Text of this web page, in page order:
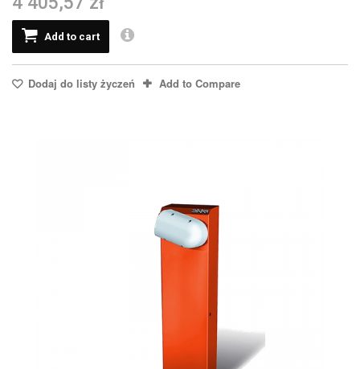
Add to cart
Dodaj do listy życzeń Add to Compare